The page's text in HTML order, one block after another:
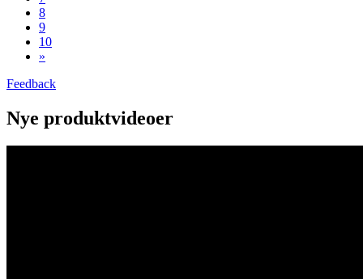
8
9
10
»
Feedback
Nye produktvideoer